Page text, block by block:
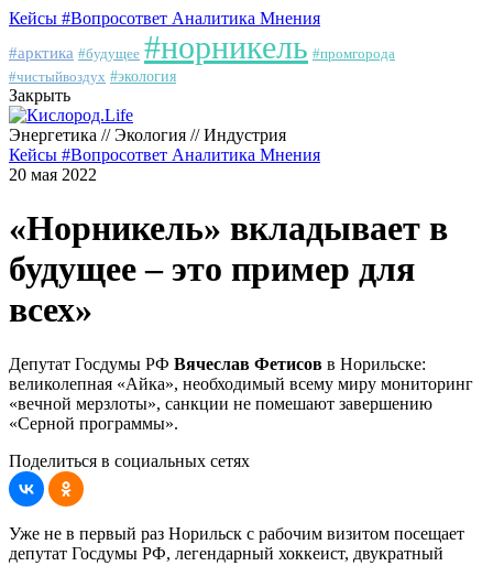
Кейсы #Вопросответ Аналитика Мнения
#арктика #будущее #норникель #промгорода
#чистыйвоздух #экология
Закрыть
Энергетика // Экология // Индустрия
Кейсы #Вопросответ Аналитика Мнения
20 мая 2022
«Норникель» вкладывает в
будущее – это пример для
всех»
Депутат Госдумы РФ Вячеслав Фетисов в Норильске:
великолепная «Айка», необходимый всему миру мониторинг
«вечной мерзлоты», санкции не помешают завершению
«Серной программы».
Поделиться в социальных сетях
Уже не в первый раз Норильск с рабочим визитом посещает
депутат Госдумы РФ, легендарный хоккеист, двукратный